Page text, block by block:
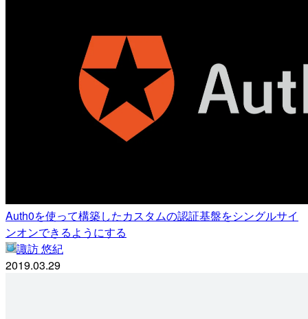
Auth0を使って構築したカスタムの認証基盤をシングルサイ
ンオンできるようにする
諏訪 悠紀
2019.03.29